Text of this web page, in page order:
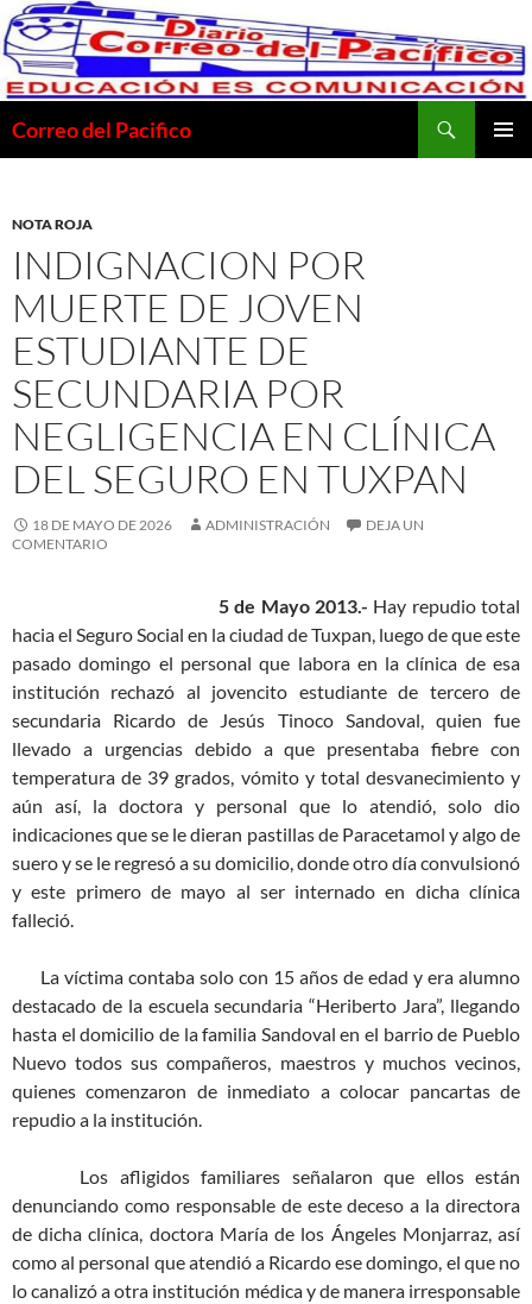
Saltar
al
contenido
Correo del Pacifico
NOTA ROJA
INDIGNACION POR
MUERTE DE JOVEN
ESTUDIANTE DE
SECUNDARIA POR
NEGLIGENCIA EN CLÍNICA
DEL SEGURO EN TUXPAN
18 DE MAYO DE 2026 ADMINISTRACIÓN
DEJA UN
COMENTARIO
5 de Mayo 2013.- Hay repudio total
hacia el Seguro Social en la ciudad de Tuxpan, luego de que este
pasado domingo el personal que labora en la clínica de esa
institución rechazó al jovencito estudiante de tercero de
secundaria Ricardo de Jesús Tinoco Sandoval, quien fue
llevado a urgencias debido a que presentaba fiebre con
temperatura de 39 grados, vómito y total desvanecimiento y
aún así, la doctora y personal que lo atendió, solo dio
indicaciones que se le dieran pastillas de Paracetamol y algo de
suero y se le regresó a su domicilio, donde otro día convulsionó
y este primero de mayo al ser internado en dicha clínica
falleció.
La víctima contaba solo con 15 años de edad y era alumno
destacado de la escuela secundaria “Heriberto Jara”, llegando
hasta el domicilio de la familia Sandoval en el barrio de Pueblo
Nuevo todos sus compañeros, maestros y muchos vecinos,
quienes comenzaron de inmediato a colocar pancartas de
repudio a la institución.
Los afligidos familiares señalaron que ellos están
denunciando como responsable de este deceso a la directora
de dicha clínica, doctora María de los Ángeles Monjarraz, así
como al personal que atendió a Ricardo ese domingo, el que no
lo canalizó a otra institución médica y de manera irresponsable